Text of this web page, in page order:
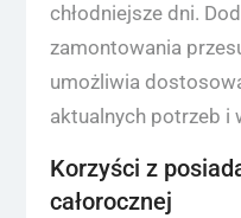
chłodniejsze dni.
zamontowania
umożliwia
aktualnych potrzeb i
Korzyści z
całorocznej